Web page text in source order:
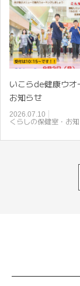
いこらde健康ウオ
お知らせ
2026.07.10
くらしの保健室・お